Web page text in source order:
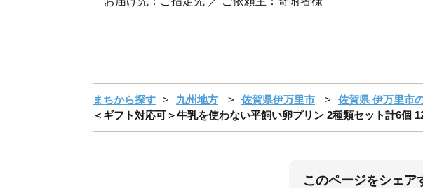
まちから探す 九州地方 佐賀県伊万里市
佐賀県 伊万里市
＜ギフト対応可＞牛乳を使わない平飼い卵プリン 2種類セット計6個
このページをシェア